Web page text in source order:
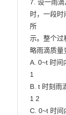
7. 设一雨
时，一段
所
示。整个过
略雨滴质量
A. 0~t 时间
1
B. t 时刻雨
1 2
C. 0~t 时间